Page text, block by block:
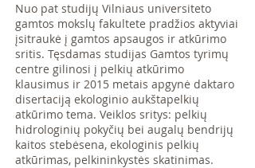
Nuo pat studijų Vilniaus universiteto
gamtos mokslų fakultete pradžios aktyviai
įsitraukė į gamtos apsaugos ir atkūrimo
sritis. Tęsdamas studijas Gamtos tyrimų
centre gilinosi į pelkių atkūrimo
klausimus ir 2015 metais apgynė daktaro
disertaciją ekologinio aukštapelkių
atkūrimo tema. Veiklos sritys: pelkių
hidrologinių pokyčių bei augalų bendrijų
kaitos stebėsena, ekologinis pelkių
atkūrimas, pelkininkystės skatinimas.